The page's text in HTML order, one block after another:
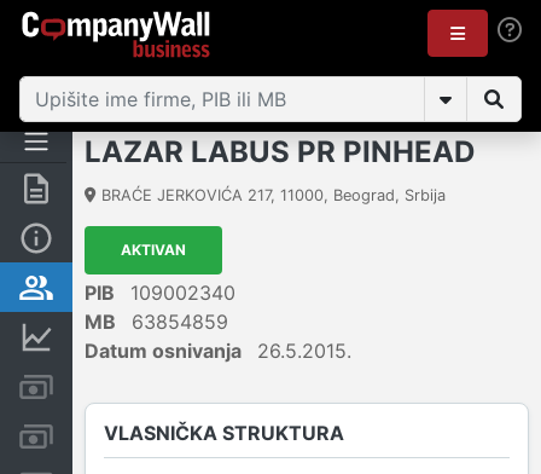
Rezime
Vlasnička struktura
Računi i blokade
LAZAR LABUS PR PINHEAD
BRAĆE JERKOVIĆA 217, 11000, Beograd, Srbija
AKTIVAN
PIB
109002340
MB
63854859
Datum osnivanja
26.5.2015.
VLASNIČKA STRUKTURA